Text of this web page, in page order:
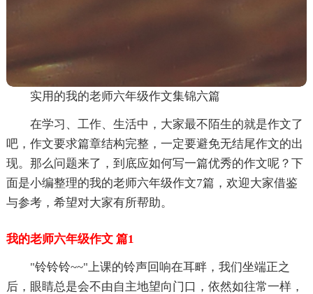
实用的我的老师六年级作文集锦六篇
在学习、工作、生活中，大家最不陌生的就是作文了
吧，作文要求篇章结构完整，一定要避免无结尾作文的出
现。那么问题来了，到底应如何写一篇优秀的作文呢？下
面是小编整理的我的老师六年级作文7篇，欢迎大家借鉴
与参考，希望对大家有所帮助。
我的老师六年级作文 篇1
"铃铃铃~~"上课的铃声回响在耳畔，我们坐端正之
后，眼睛总是会不由自主地望向门口，依然如往常一样，